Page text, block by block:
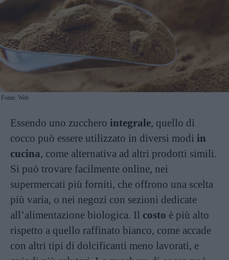
Fonte: Web
Essendo uno zucchero integrale, quello di
cocco può essere utilizzato in diversi modi in
cucina, come alternativa ad altri prodotti simili.
Si può trovare facilmente online, nei
supermercati più forniti, che offrono una scelta
più varia, o nei negozi con sezioni dedicate
all’alimentazione biologica. Il costo è più alto
rispetto a quello raffinato bianco, come accade
con altri tipi di dolcificanti meno lavorati, e